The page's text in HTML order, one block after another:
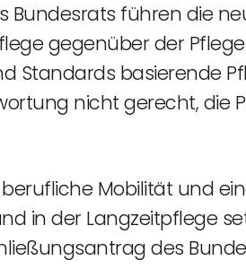
Bundesrats führen die
gegenüber der
Standards basierende
nicht gerecht, die
Mobilität und
in der Langzeitpflege
des